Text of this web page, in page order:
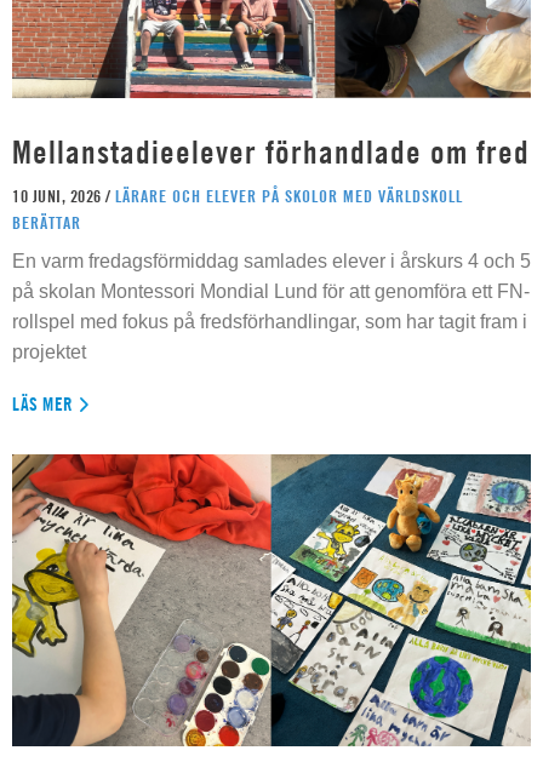
Mellanstadieelever förhandlade om fred
10 JUNI, 2026 / LÄRARE OCH ELEVER PÅ SKOLOR MED VÄRLDSKOLL
BERÄTTAR
En varm fredagsförmiddag samlades elever i årskurs 4 och 5
på skolan Montessori Mondial Lund för att genomföra ett FN-
rollspel med fokus på fredsförhandlingar, som har tagit fram i
projektet
LÄS MER